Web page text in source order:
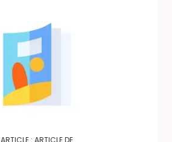
ARTICLE : ARTICLE DE